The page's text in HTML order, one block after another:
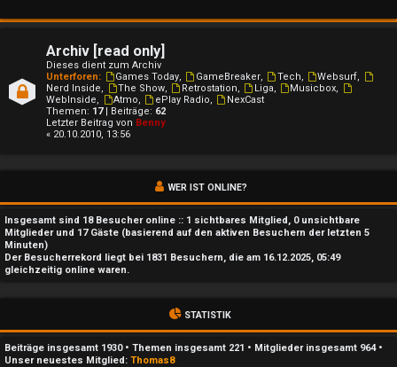
k
i
h
e
m
n
Archiv [read only]
Dieses dient zum Archiv
Unterforen:
Games Today, GameBreaker, Tech, Websurf,
Nerd Inside, The Show, Retrostation, Liga, Musicbox,
WebInside, Atmo, ePlay Radio,
NexCast
Themen: 17| Beiträge: 62
Letzter Beitrag von Benny
« 20.10.2010, 13:56
WER IST ONLINE?
Insgesamt sind 18Besucher online :: 1 sichtbares Mitglied, 0 unsichtbare
Mitglieder und 17 Gäste (basierend auf den aktiven Besuchern der letzten 5
Minuten)
Der Besucherrekord liegt bei 1831 Besuchern, die am 16.12.2025, 05:49
gleichzeitig online waren.
STATISTIK
Beiträge insgesamt 1930• Themen insgesamt 221 • Mitglieder insgesamt 964•
Unser neuestes Mitglied: Thomas8